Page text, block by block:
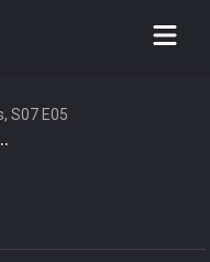
pārvar
S07 E05